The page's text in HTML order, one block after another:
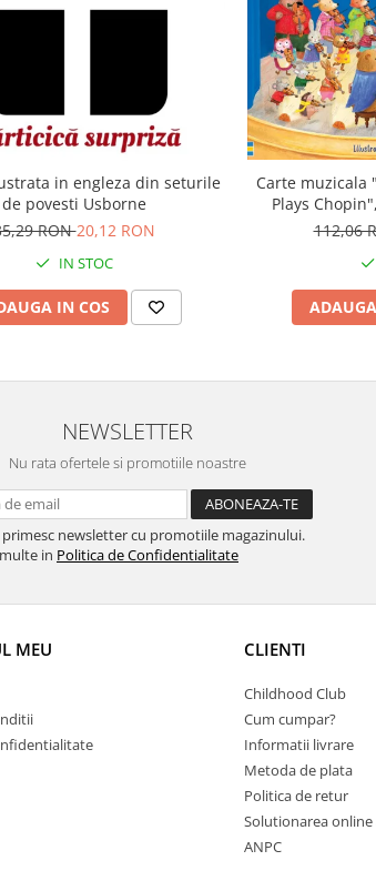
in engleza din seturile
de povesti Usborne
RON20,12 RON
IN STOC
IN COS
Carte muzicala
Plays
112,06
NEWSLETTER
Nu rata ofertele si promotiile noastre
primesc newsletter cu promotiile magazinului.
in Politica de Confidentialitate
MEU CLIENTI
Childhood Club
Cum cumpar?
Informatii livrare
Metoda de plata
Politica de retur
Solutionarea
ANPC